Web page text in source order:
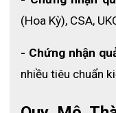
(Hoa Kỳ), CSA,
- Chứng nhận
nhiều tiêu chuẩn